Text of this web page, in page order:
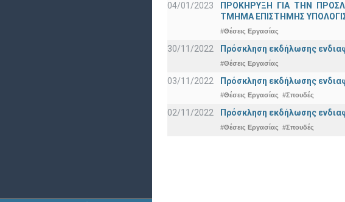
04/01/2023
ΠΡΟΚΗΡΥΞΗ ΓΙΑ ΤΗΝ
ΤΜΗΜΑ ΕΠΙΣΤΗΜΗΣ
#Θέσεις Εργασίας
30/11/2022 Πρόσκληση εκδήλωσης
#Θέσεις Εργασίας
03/11/2022 Πρόσκληση εκδήλωσης
#Θέσεις Εργασίας #Σπουδές
02/11/2022 Πρόσκληση εκδήλωσης
#Θέσεις Εργασίας #Σπουδές